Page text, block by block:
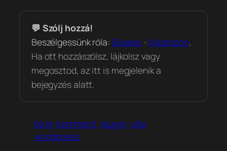
💬 Szólj hozzá!
Beszélgessünk róla: Bluesky · Mastodon.
Ha ott hozzászólsz, lájkolsz vagy
megosztod, az itt is megjelenik a
bejegyzés alatt.
blog komment plugin site
wordpress